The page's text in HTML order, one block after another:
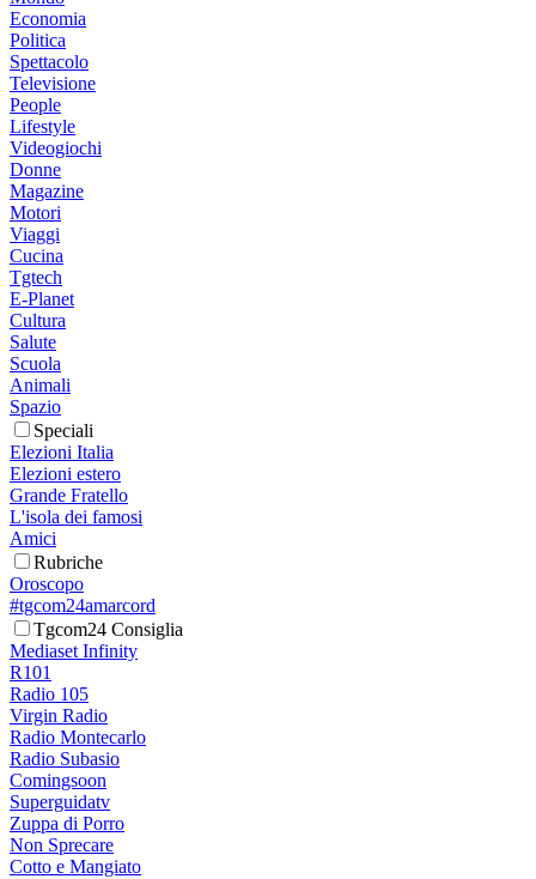
Economia
Politica
Spettacolo
Televisione
People
Lifestyle
Videogiochi
Donne
Magazine
Motori
Viaggi
Cucina
Tgtech
E-Planet
Cultura
Salute
Scuola
Animali
Spazio
Speciali
Elezioni Italia
Elezioni estero
Grande Fratello
L'isola dei famosi
Amici
Rubriche
Oroscopo
#tgcom24amarcord
Tgcom24 Consiglia
Mediaset Infinity
R101
Radio 105
Virgin Radio
Radio Montecarlo
Radio Subasio
Comingsoon
Superguidatv
Zuppa di Porro
Non Sprecare
Cotto e Mangiato